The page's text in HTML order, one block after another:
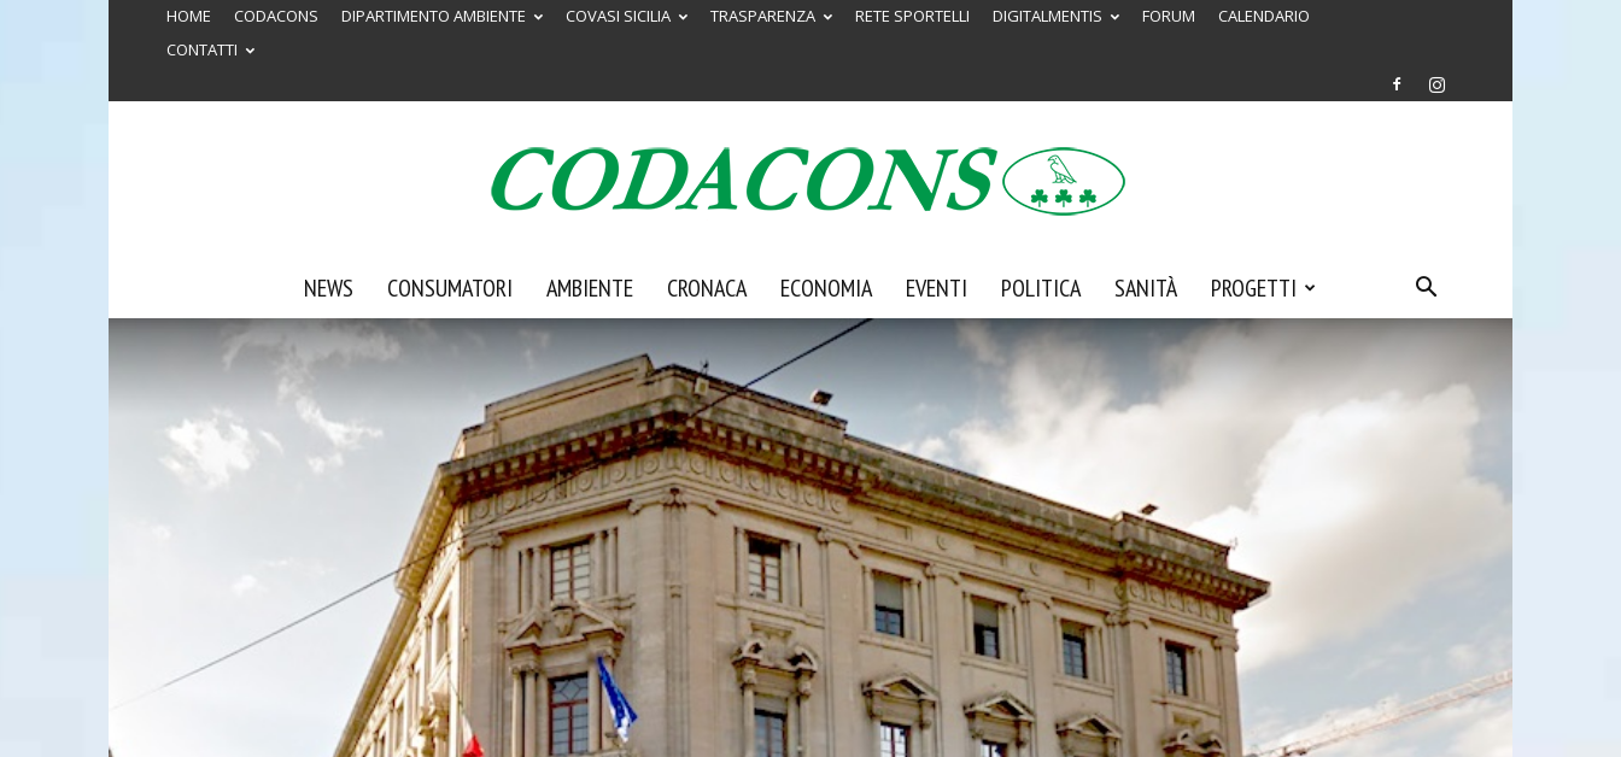
HOME CODACONS DIPARTIMENTO AMBIENTE COVASI SICILIA TRASPARENZA RETE SPORTELLI DIGITALMENTIS FORUM
CALENDARIO
CONTATTI
Codacons
Sicilia
NEWS CONSUMATORI AMBIENTE CRONACA ECONOMIA EVENTI POLITICA SANITÀ PROGETTI